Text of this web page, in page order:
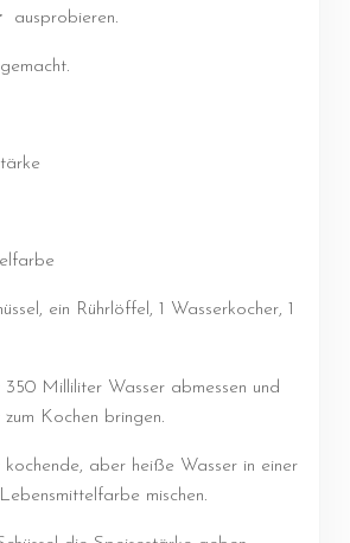
ausprobieren.
ein Rührlöffel, 1 Wasserkocher, 1
350 Milliliter Wasser abmessen und
Kochen bringen.
kochende, aber heiße Wasser in einer
mischen.